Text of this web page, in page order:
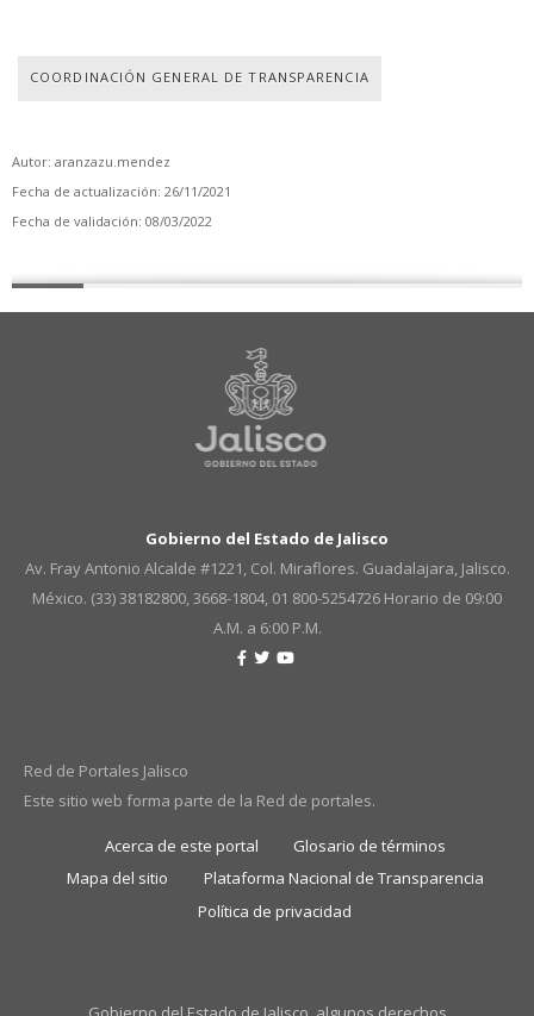
COORDINACIÓN GENERAL DE TRANSPARENCIA
Autor: aranzazu.mendez
Fecha de actualización: 26/11/2021
Fecha de validación: 08/03/2022
Gobierno del Estado de Jalisco
Av. Fray Antonio Alcalde #1221, Col. Miraflores. Guadalajara, Jalisco.
México. (33) 38182800, 3668-1804, 01 800-5254726 Horario de 09:00
A.M. a 6:00 P.M.
Red de Portales Jalisco
Este sitio web forma parte de la Red de portales.
Acerca de este portal
Glosario de términos
Mapa del sitio
Plataforma Nacional de Transparencia
Política de privacidad